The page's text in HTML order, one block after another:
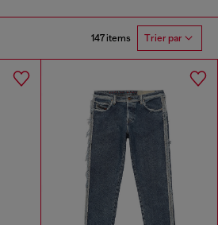
147 items Trier par